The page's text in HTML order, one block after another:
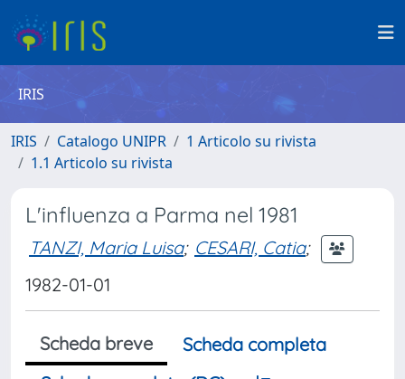
IRIS
IRIS Catalogo UNIPR
1 Articolo su rivista
1.1 Articolo su rivista
L'influenza a Parma nel 1981
TANZI, Maria Luisa; CESARI, Catia;
1982-01-01
Scheda breve
Scheda completa